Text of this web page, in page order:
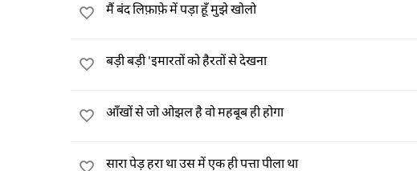
मैं बंद लिफ़ाफ़े में पड़ा हूँ मुझे खोलो
बड़ी बड़ी 'इमारतों को हैरतों से देखना
आँखों से जो ओझल है वो महबूब ही होगा
सारा पेड़ हरा था उस में एक ही पत्ता पीला था